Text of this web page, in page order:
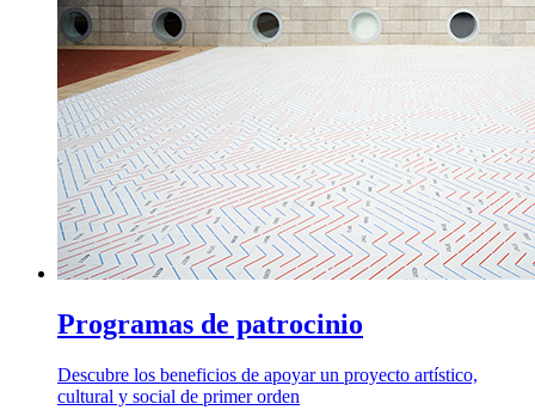
Programas de patrocinio
Descubre los beneficios de apoyar un proyecto artístico,
cultural y social de primer orden